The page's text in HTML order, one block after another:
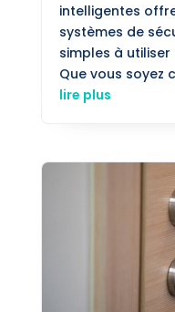
intelligentes
systèmes de
simples à
Que vous soyez
lire plus